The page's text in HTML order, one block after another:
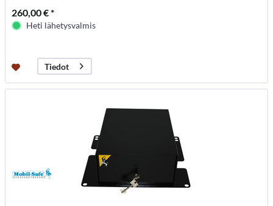
260,00 € *
Heti lähetysvalmis
Tiedot